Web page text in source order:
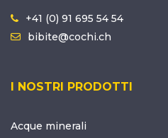
+41 (0) 91 695 54 54
bibite@cochi.ch
I NOSTRI PRODOTTI
Acque minerali